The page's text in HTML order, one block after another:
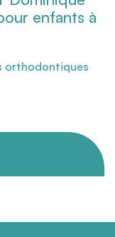
enfants à
orthodontiques